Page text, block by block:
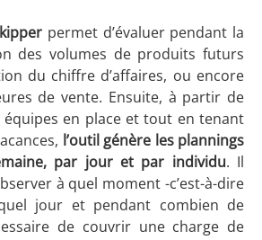
permet d’évaluer pendant la
des volumes de produits futurs
du chiffre d’affaires, ou encore
de vente. Ensuite, à partir de
équipes en place et tout en tenant
l’outil génère les plannings
par jour et par individu. Il
à quel moment -c’est-à-dire
jour et pendant combien de
de couvrir une charge de